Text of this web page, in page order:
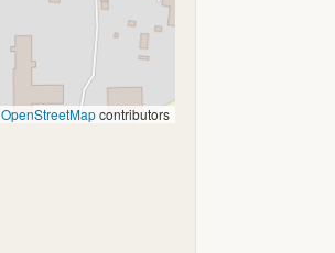
OpenStreetMapcontributors